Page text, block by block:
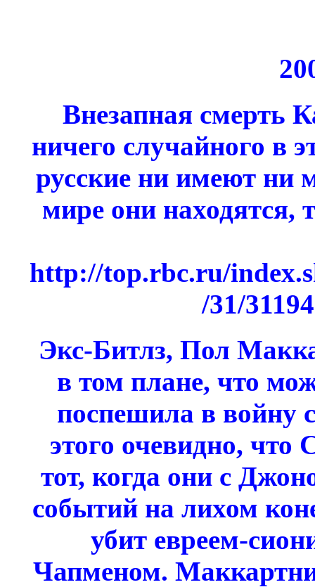
Внезапная смерть
ничего случайного в
русские ни имеют ни
мире они находятся,
http://top.rbc.ru/
/31/
Экс-Битлз, Пол
в том плане, что
поспешила в войну
этого очевидно,
тот, когда они с
событий на лихом
убит евреем-
Чапменом.